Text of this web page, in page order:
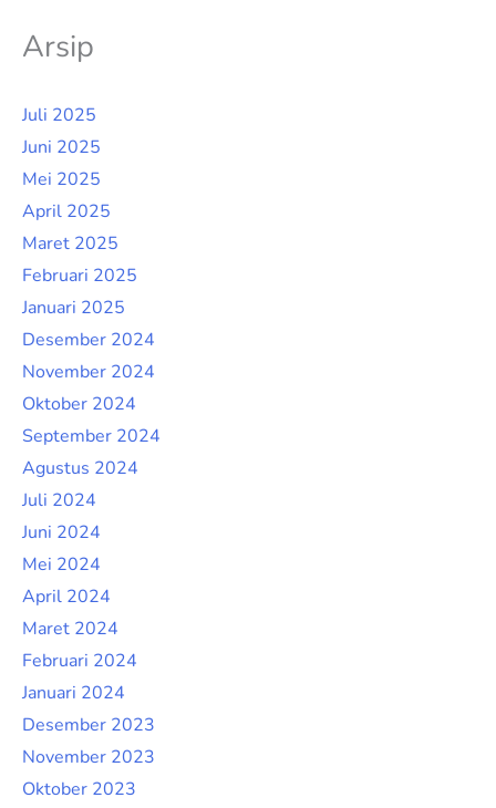
Arsip
Juli 2025
Juni 2025
Mei 2025
April 2025
Maret 2025
Februari 2025
Januari 2025
Desember 2024
November 2024
Oktober 2024
September 2024
Agustus 2024
Juli 2024
Juni 2024
Mei 2024
April 2024
Maret 2024
Februari 2024
Januari 2024
Desember 2023
November 2023
Oktober 2023